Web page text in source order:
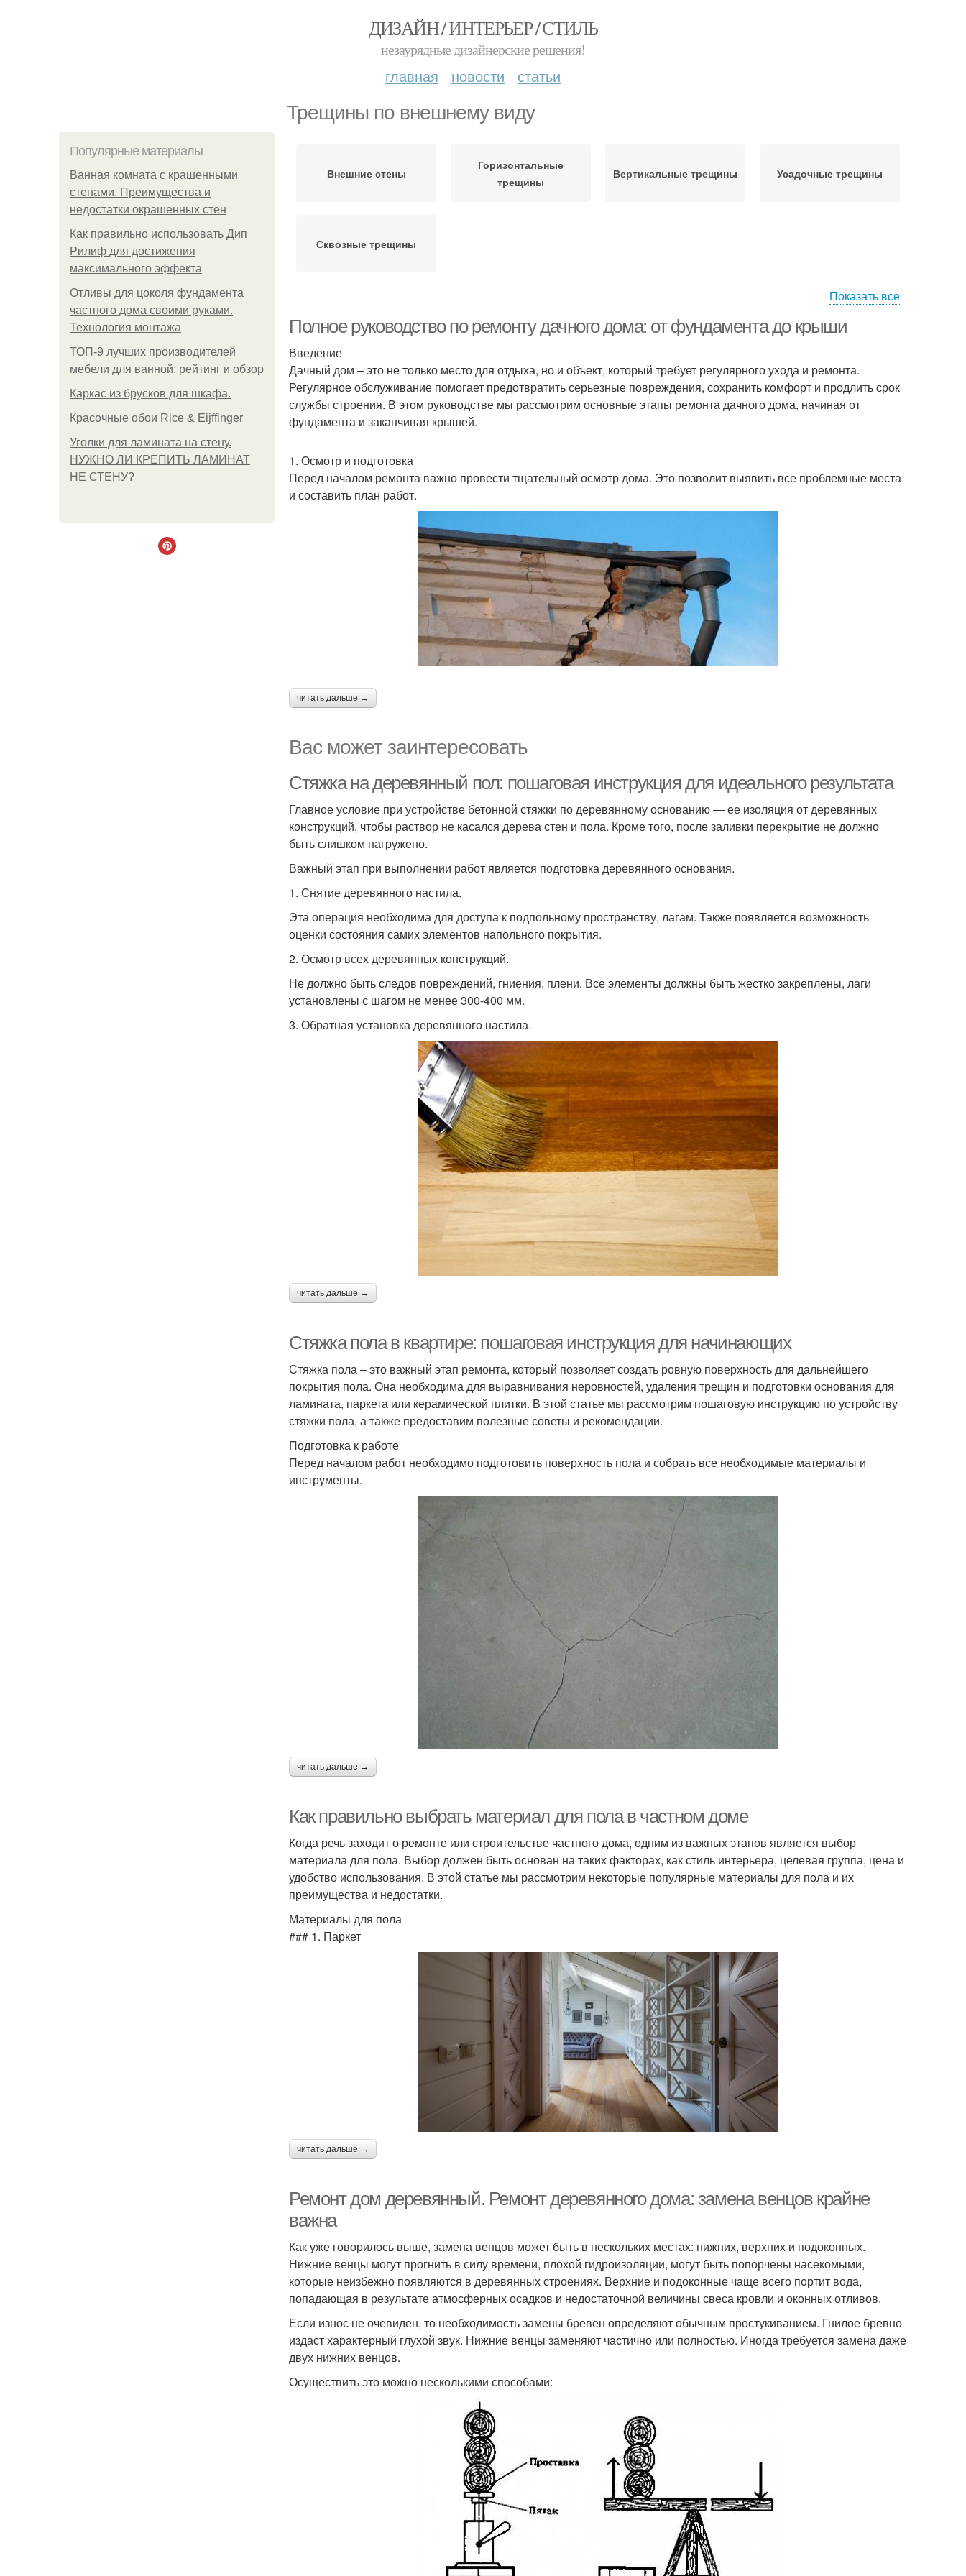
ДИЗАЙН / ИНТЕРЬЕР / СТИЛЬ
незаурядные дизайнерские решения!
главная новости статьи
Трещины по внешнему виду
Популярные материалы
Ванная комната с крашенными
стенами. Преимущества и
недостатки окрашенных стен
Как правильно использовать Дип
Рилиф для достижения
максимального эффекта
Отливы для цоколя фундамента
частного дома своими руками.
Технология монтажа
ТОП-9 лучших производителей
мебели для ванной: рейтинг и обзор
Каркас из брусков для шкафа.
Красочные обои Rice & Eijffinger
Уголки для ламината на стену.
НУЖНО ЛИ КРЕПИТЬ ЛАМИНАТ
НЕ СТЕНУ?
Внешние стены
Горизонтальные
трещины
Вертикальные трещины Усадочные трещины
Сквозные трещины
Показать все
Полное руководство по ремонту дачного дома: от фундамента до крыши
Введение
Дачный дом – это не только место для отдыха, но и объект, который требует регулярного ухода и ремонта.
Регулярное обслуживание помогает предотвратить серьезные повреждения, сохранить комфорт и продлить срок
службы строения. В этом руководстве мы рассмотрим основные этапы ремонта дачного дома, начиная от
фундамента и заканчивая крышей.
1. Осмотр и подготовка
Перед началом ремонта важно провести тщательный осмотр дома. Это позволит выявить все проблемные места
и составить план работ.
читать дальше →
Вас может заинтересовать
Стяжка на деревянный пол: пошаговая инструкция для идеального результата
Главное условие при устройстве бетонной стяжки по деревянному основанию — ее изоляция от деревянных
конструкций, чтобы раствор не касался дерева стен и пола. Кроме того, после заливки перекрытие не должно
быть слишком нагружено.
Важный этап при выполнении работ является подготовка деревянного основания.
1. Снятие деревянного настила.
Эта операция необходима для доступа к подпольному пространству, лагам. Также появляется возможность
оценки состояния самих элементов напольного покрытия.
2. Осмотр всех деревянных конструкций.
Не должно быть следов повреждений, гниения, плени. Все элементы должны быть жестко закреплены, лаги
установлены с шагом не менее 300-400 мм.
3. Обратная установка деревянного настила.
читать дальше →
Стяжка пола в квартире: пошаговая инструкция для начинающих
Стяжка пола – это важный этап ремонта, который позволяет создать ровную поверхность для дальнейшего
покрытия пола. Она необходима для выравнивания неровностей, удаления трещин и подготовки основания для
ламината, паркета или керамической плитки. В этой статье мы рассмотрим пошаговую инструкцию по устройству
стяжки пола, а также предоставим полезные советы и рекомендации.
Подготовка к работе
Перед началом работ необходимо подготовить поверхность пола и собрать все необходимые материалы и
инструменты.
читать дальше →
Как правильно выбрать материал для пола в частном доме
Когда речь заходит о ремонте или строительстве частного дома, одним из важных этапов является выбор
материала для пола. Выбор должен быть основан на таких факторах, как стиль интерьера, целевая группа, цена и
удобство использования. В этой статье мы рассмотрим некоторые популярные материалы для пола и их
преимущества и недостатки.
Материалы для пола
### 1. Паркет
читать дальше →
Ремонт дом деревянный. Ремонт деревянного дома: замена венцов крайне
важна
Как уже говорилось выше, замена венцов может быть в нескольких местах: нижних, верхних и подоконных.
Нижние венцы могут прогнить в силу времени, плохой гидроизоляции, могут быть попорчены насекомыми,
которые неизбежно появляются в деревянных строениях. Верхние и подоконные чаще всего портит вода,
попадающая в результате атмосферных осадков и недостаточной величины свеса кровли и оконных отливов.
Если износ не очевиден, то необходимость замены бревен определяют обычным простукиванием. Гнилое бревно
издаст характерный глухой звук. Нижние венцы заменяют частично или полностью. Иногда требуется замена даже
двух нижних венцов.
Осуществить это можно несколькими способами: